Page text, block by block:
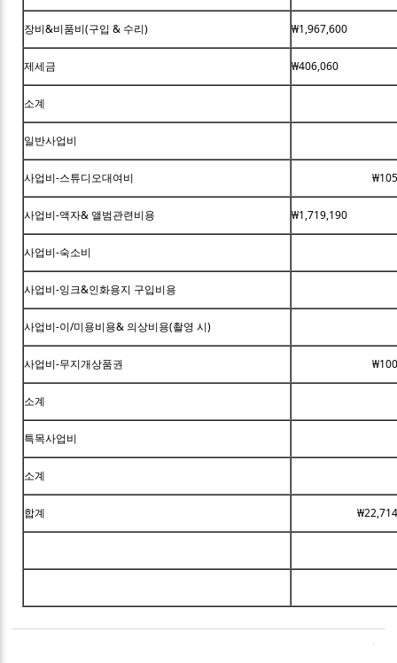
장비&비품비(구입 & 수리) ₩1,967,600
제세금 ₩406,060
소계
일반사업비
사업비-스튜디오대여비
사업비-액자& 앨범관련비용 ₩1,719,190
사업비-숙소비
사업비-잉크&인화용지 구입비용
사업비-이/미용비용& 의상비용(촬영 시)
사업비-무지개상품권
소계
특목사업비
소계
합계